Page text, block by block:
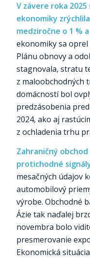
V závere roka
ekonomiky
medziročne o 1 %
ekonomiky sa
Plánu obnovy a
stagnovala, stratu
z maloobchodných
domácností bol
predzásobenia
2024, ako aj
z ochladenia trhu
Zahraničný
protichodné
mesačných údajov
automobilový
výrobe. Obchodné
Ázie tak naďalej
novembra bolo
presmerovanie
Ekonomická